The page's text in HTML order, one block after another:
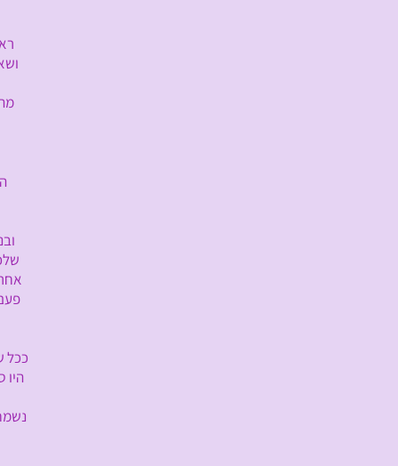
ראשית
ושאין
מה
את
שלכם
אחרת
פעם
ככל
היו
נשמח